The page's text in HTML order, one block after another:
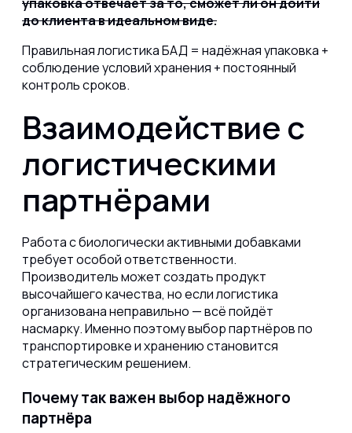
до клиента в идеальном виде.
Правильная логистика БАД = надёжная упаковка +
соблюдение условий хранения + постоянный
контроль сроков.
Взаимодействие с
логистическими
партнёрами
Работа с биологически активными добавками
требует особой ответственности.
Производитель может создать продукт
высочайшего качества, но если логистика
организована неправильно — всё пойдёт
насмарку. Именно поэтому выбор партнёров по
транспортировке и хранению становится
стратегическим решением.
Почему так важен выбор надёжного
партнёра